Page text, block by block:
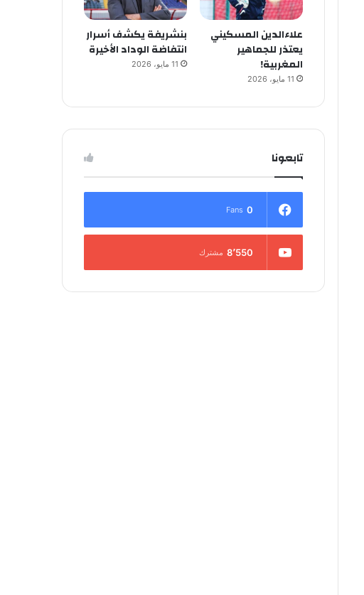
علاءالدين المسكيني
يعتذر للجماهير
المغربية!
11 مايو، 2026
بنشريفة يكشف أسرار
انتفاضة الوداد الأخيرة
11 مايو، 2026
تابعونا
0
Fans
8٬550 مشترك